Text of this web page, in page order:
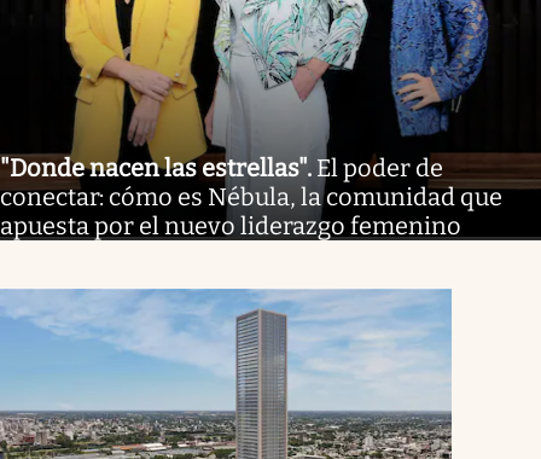
"Donde nacen las estrellas". El poder de
conectar: cómo es Nébula, la comunidad que
apuesta por el nuevo liderazgo femenino